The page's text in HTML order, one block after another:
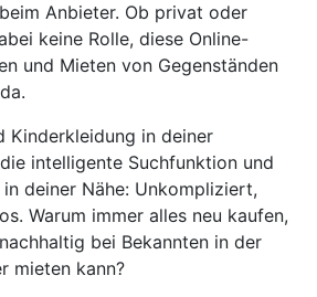
Anbieter. Ob privat oder
keine Rolle, diese Online-
und Mieten von Gegenständen
Kinderkleidung in deiner
intelligente Suchfunktion und
deiner Nähe: Unkompliziert,
Warum immer alles neu kaufen,
bei Bekannten in der
mieten kann?